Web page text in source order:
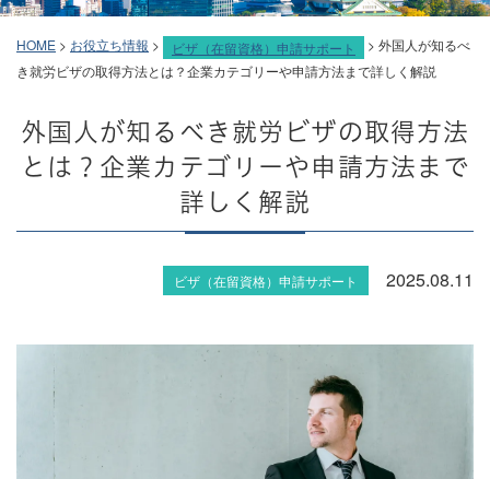
HOME > お役立ち情報 > ビザ（在留資格）申請サポート > 外国人が知るべ
き就労ビザの取得方法とは？企業カテゴリーや申請方法まで詳しく解説
外国人が知るべき就労ビザの取得方法
とは？企業カテゴリーや申請方法まで
詳しく解説
ビザ（在留資格）申請サポート 2025.08.11